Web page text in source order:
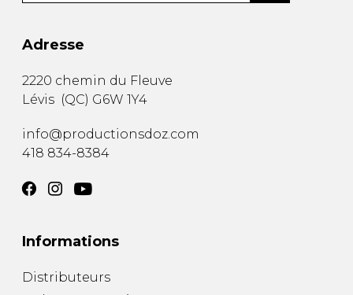
Adresse
2220 chemin du Fleuve
Lévis (QC) G6W 1Y4
info@productionsdoz.com
418 834-8384
Informations
Distributeurs